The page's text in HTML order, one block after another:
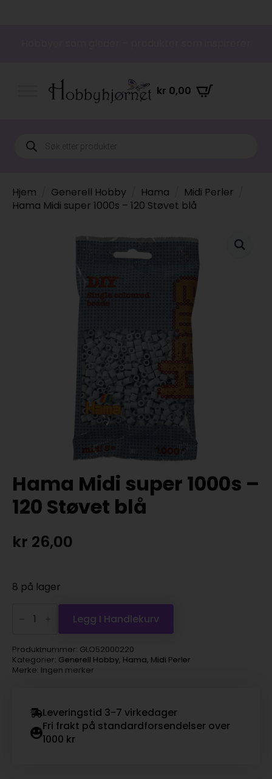
kr 0,00
Products
search
Hjem Generell Hobby Hama
Midi Perler
Hama Midi super 1000s – 120 Støvet blå
Hama Midi super 1000s –
120 Støvet blå
kr 26,00
8 på lager
super
–
120
Støvet
blå
Legg I Handlekurv
Produktnummer: GLO52000220
Kategorier: Generell Hobby, Hama, Midi Perler
Merke: Ingen merker
Leveringstid 3-7 virkedager
Fri frakt på standardforsendelser over
1000 kr